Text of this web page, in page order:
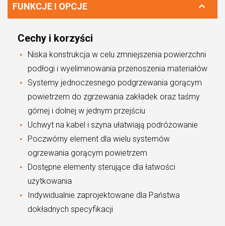
FUNKCJE I OPCJE
Cechy i korzyści
Niska konstrukcja w celu zmniejszenia powierzchni
podłogi i wyeliminowania przenoszenia materiałów
Systemy jednoczesnego podgrzewania gorącym
powietrzem do zgrzewania zakładek oraz taśmy
górnej i dolnej w jednym przejściu
Uchwyt na kabel i szyna ułatwiają podróżowanie
Poczwórny element dla wielu systemów
ogrzewania gorącym powietrzem
Dostępne elementy sterujące dla łatwości
użytkowania
Indywidualnie zaprojektowane dla Państwa
dokładnych specyfikacji